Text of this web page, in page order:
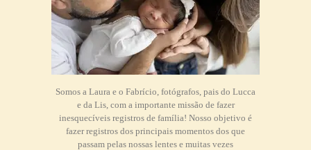
Somos a Laura e o Fabrício, fotógrafos, pais do Lucca
e da Lis, com a importante missão de fazer
inesquecíveis registros de família! Nosso objetivo é
fazer registros dos principais momentos dos que
passam pelas nossas lentes e muitas vezes